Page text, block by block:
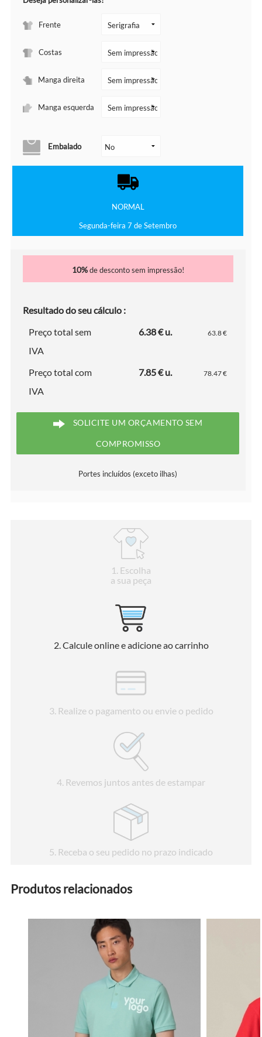
Frente
Costas
Manga direita
Manga esquerda
Embalado
NORMAL
Segunda-feira 7 de Setembro
10%de desconto sem impressão!
Resultado do seu cálculo :
Preço total sem
IVA
6.38 € u. 63.8 €
Preço total com
IVA
7.85 € u. 78.47 €
SOLICITE UM ORÇAMENTO SEM
COMPROMISSO
Portes incluídos (exceto ilhas)
1 . Escolha
a sua peça
2. Calcule online e adicione ao carrinho
3 . Realize o pagamento ou envie o pedido
4. Revemos juntos antes de estampar
5 . Receba o seu pedido no prazo indicado
Produtos relacionados